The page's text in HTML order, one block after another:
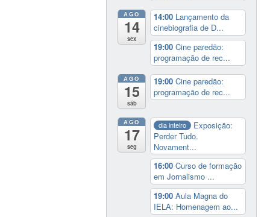
AGO
14
sex
14:00 Lançamento da
cinebiografia de D...
19:00Cine paredão:
programação de rec...
AGO
15
sáb
19:00Cine paredão:
programação de rec...
AGO
17
seg
dia inteiro
Exposição:
Perder Tudo.
Novament...
16:00Curso de formação
em Jornalismo ...
19:00Aula Magna do
IELA: Homenagem ao...